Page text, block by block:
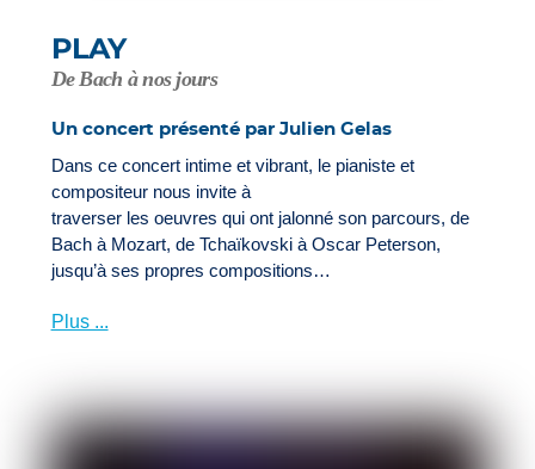
PLAY
De Bach à nos jours
Un concert présenté par Julien Gelas
Dans ce concert intime et vibrant, le pianiste et
compositeur nous invite à
traverser les oeuvres qui ont jalonné son parcours, de
Bach à Mozart, de Tchaïkovski à Oscar Peterson,
jusqu’à ses propres compositions…
Plus ...